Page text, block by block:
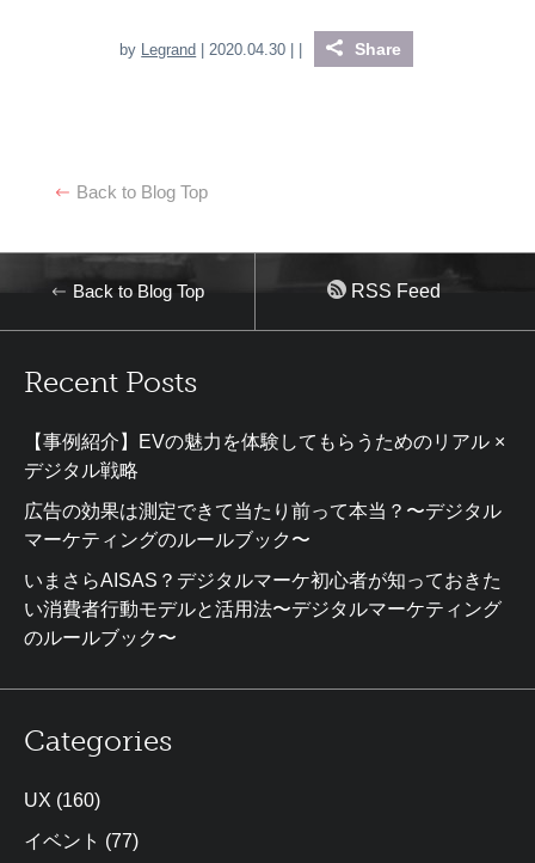
by Legrand | 2020.04.30 | | Share
Back to Blog Top
Back to Blog Top RSS Feed
Recent Posts
【事例紹介】EVの魅力を体験してもらうためのリアル ×
デジタル戦略
広告の効果は測定できて当たり前って本当？〜デジタル
マーケティングのルールブック〜
いまさらAISAS？デジタルマーケ初心者が知っておきた
い消費者行動モデルと活用法〜デジタルマーケティング
のルールブック〜
Categories
UX (160)
イベント (77)